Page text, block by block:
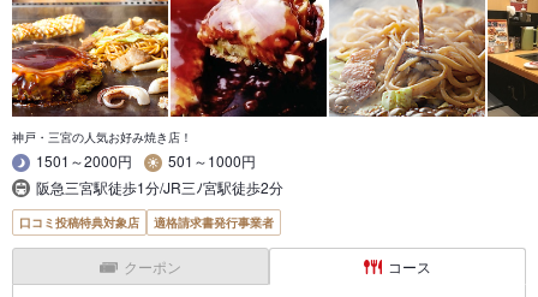
神戸・三宮の人気お好み焼き店！
1501～2000円
501～1000円
阪急三宮駅徒歩1分/JR三ﾉ宮駅徒歩2分
口コミ投稿特典対象店 適格請求書発行事業者
クーポン コース